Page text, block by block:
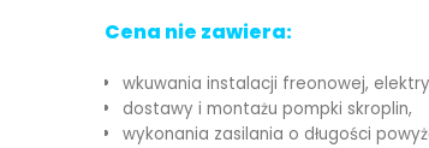
Cena nie zawiera:
wkuwania instalacji freonowej,
dostawy i montażu pompki skroplin,
wykonania zasilania o długości